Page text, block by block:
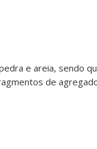
e areia, sendo
de